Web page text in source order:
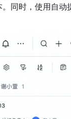
同时，使用自动